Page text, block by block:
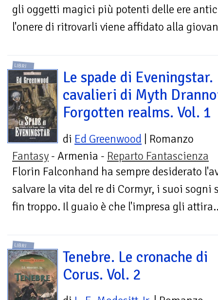
gli oggetti magici più potenti delle ere
l'onere di ritrovarli viene affidato alla
LIBRI
Le spade di Eveningstar.
cavalieri di Myth
Forgotten realms. Vol. 1
di Ed Greenwood | Romanzo
Fantasy - Armenia - Reparto Fantascienza
Florin Falconhand ha sempre desiderato
salvare la vita del re di Cormyr, i suoi sogni
fin troppo. Il guaio è che l'impresa gli
LIBRI
Tenebre. Le cronache di
Corus. Vol. 2